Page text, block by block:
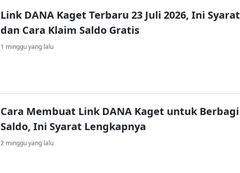
Link DANA Kaget Terbaru 23 Juli 2026, Ini Syarat
dan Cara Klaim Saldo Gratis
1 minggu yang lalu
Cara Membuat Link DANA Kaget untuk Berbagi
Saldo, Ini Syarat Lengkapnya
2 minggu yang lalu